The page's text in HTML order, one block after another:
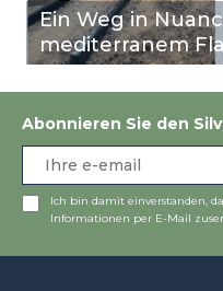
Ein Weg in
mediterranem
Abonnieren Sie den
Ich bin damit einverstanden,
Informationen per E-Mail